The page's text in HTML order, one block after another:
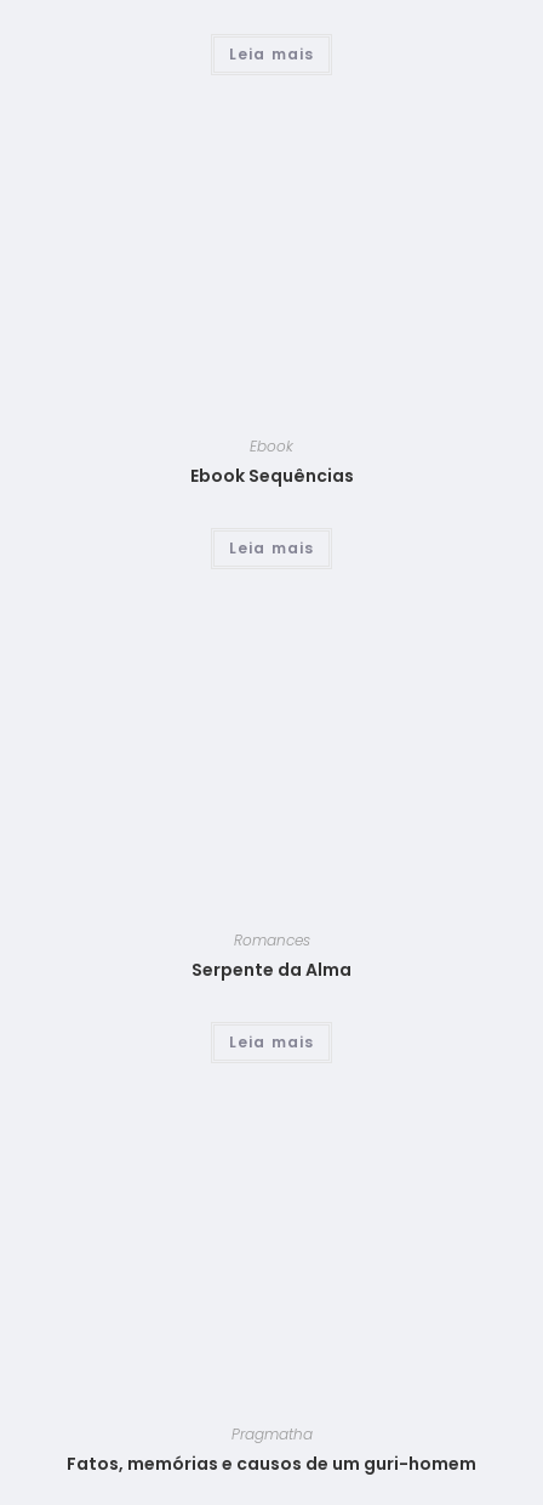
Leia mais
Ebook
Ebook Sequências
Leia mais
Romances
Serpente da Alma
Leia mais
Pragmatha
Fatos, memórias e causos de um guri-homem